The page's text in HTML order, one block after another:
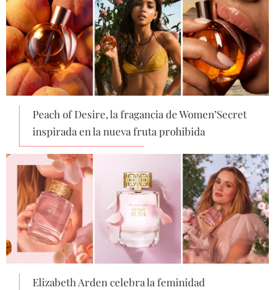
Peach of Desire, la fragancia de Women’Secret
inspirada en la nueva fruta prohibida
Elizabeth Arden celebra la feminidad